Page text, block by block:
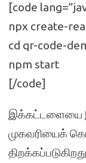
[code
npx create-
cd qr-code-
npm start
[/code]
இக்கட்டளையை
முகவரியைக்